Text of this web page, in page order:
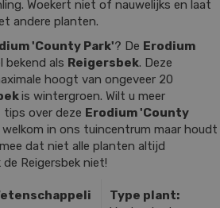
Woekert niet of nauwelijks en laat
andere planten.
'County Park'? De Erodium
bekend als Reigersbek. Deze
hoogt van ongeveer 20
is wintergroen. Wilt u meer
over deze Erodium 'County
in ons tuincentrum maar houdt
dat niet alle planten altijd
Reigersbek niet!
Type plant: